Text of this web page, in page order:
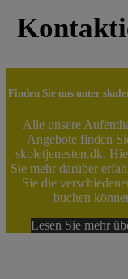
Finden Sie uns unter
Alle unsere
Angebote finden
skoletjenesten.dk.
Sie mehr darüber
Sie die
buchen
Lesen Sie mehr